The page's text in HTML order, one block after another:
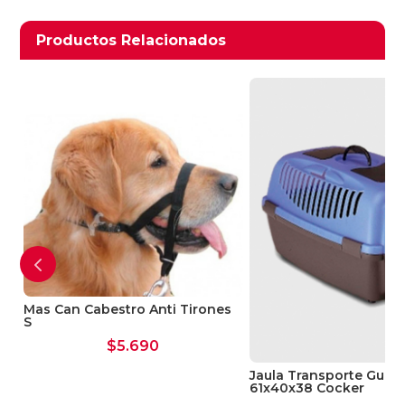
Ver Carrito
Seguir Comprando
Productos Relacionados
Productos relacionados
Mas Can Cabestro Anti Tirones
S
$5.690
Jaula Transporte
61x40x38 Cocker